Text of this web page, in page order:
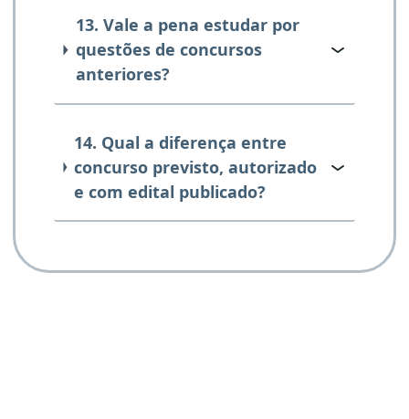
13. Vale a pena estudar por
questões de concursos
anteriores?
14. Qual a diferença entre
concurso previsto, autorizado
e com edital publicado?